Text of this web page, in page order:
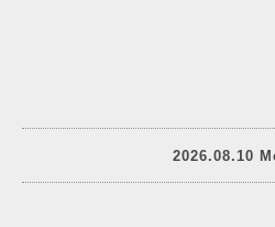
2026.08.10